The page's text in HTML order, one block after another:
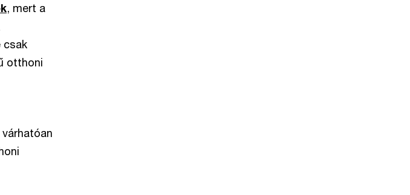
, mert a
csak
otthoni